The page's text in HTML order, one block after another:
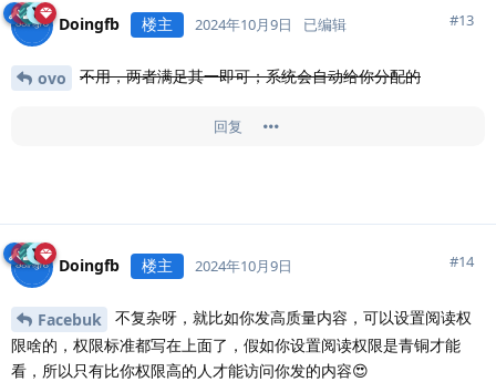
Doingfb 楼主 2024年10月9日 已编辑 #13
ovo 不用，两者满足其一即可；系统会自动给你分配的
回复
Doingfb 楼主 2024年10月9日 #14
Facebuk
不复杂呀，就比如你发高质量内容，可以设置阅读权
限啥的，权限标准都写在上面了，假如你设置阅读权限是青铜才能
看，所以只有比你权限高的人才能访问你发的内容😍